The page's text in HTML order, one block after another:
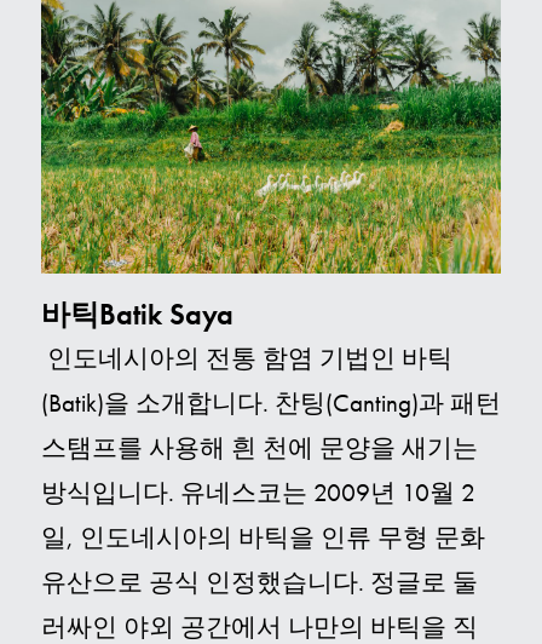
바틱Batik Saya
인도네시아의 전통 함염 기법인 바틱
(Batik)을 소개합니다. 찬팅(Canting)과 패턴
스탬프를 사용해 흰 천에 문양을 새기는
방식입니다. 유네스코는 2009년 10월 2
일, 인도네시아의 바틱을 인류 무형 문화
유산으로 공식 인정했습니다. 정글로 둘
러싸인 야외 공간에서 나만의 바틱을 직